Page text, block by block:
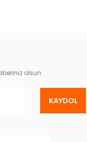
olsun
KAYDOL